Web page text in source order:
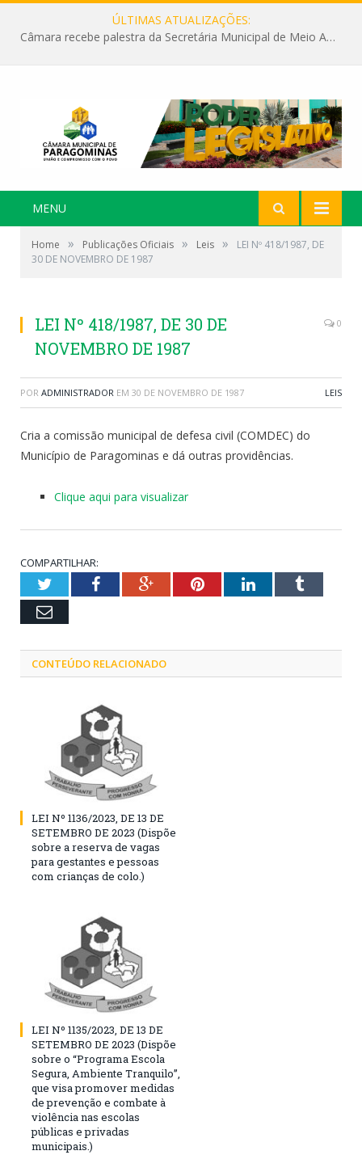
ÚLTIMAS ATUALIZAÇÕES:
Câmara recebe palestra da Secretária Municipal de Meio Ambiente sobre as ações da “SEMANA DO MEIO AMBIENTE”
MENU
Home » Publicações Oficiais » Leis »
LEI Nº 418/1987, DE
30 DE NOVEMBRO DE 1987
LEI Nº 418/1987, DE 30 DE
NOVEMBRO DE 1987
0
POR ADMINISTRADOR EM 30 DE NOVEMBRO DE 1987 LEIS
Cria a comissão municipal de defesa civil (COMDEC) do
Município de Paragominas e dá outras providências.
Clique aqui para visualizar
COMPARTILHAR:
TwitterFacebookGoogle+PinterestLinkedInTumblr
Email
CONTEÚDO RELACIONADO
LEI Nº 1136/2023, DE 13 DE
SETEMBRO DE 2023 (Dispõe
sobre a reserva de vagas
para gestantes e pessoas
com crianças de colo.)
LEI Nº 1135/2023, DE 13 DE
SETEMBRO DE 2023 (Dispõe
sobre o “Programa Escola
Segura, Ambiente Tranquilo”,
que visa promover medidas
de prevenção e combate à
violência nas escolas
públicas e privadas
municipais.)